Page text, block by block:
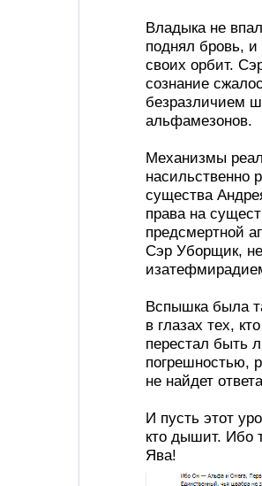
Владыка не
поднял бровь,
своих орбит.
сознание
безразличием
альфамезонов.
Механизмы
насильственно
существа
права на
предсмертной
Сэр Уборщик,
Вспышка была
в глазах тех,
перестал быть
погрешностью,
не найдет
И пусть этот
кто дышит. Ибо
Ява!